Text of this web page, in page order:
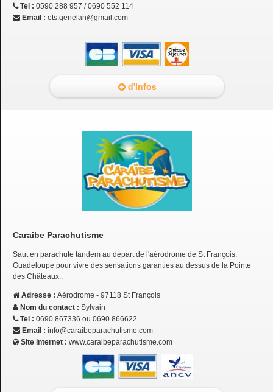
Tel : 0590 288 957 / 0690 552 114
Email : ets.genelan@gmail.com
d'infos
Caraibe Parachutisme
Saut en parachute tandem au départ de l'aérodrome de St François,
Guadeloupe pour vivre des sensations garanties au dessus de la Pointe
des Châteaux..
Adresse : Aérodrome - 97118 St François
Nom du contact : Sylvain
Tel : 0690 867336 ou 0690 866622
Email : info@caraibeparachutisme.com
Site internet : www.caraibeparachutisme.com